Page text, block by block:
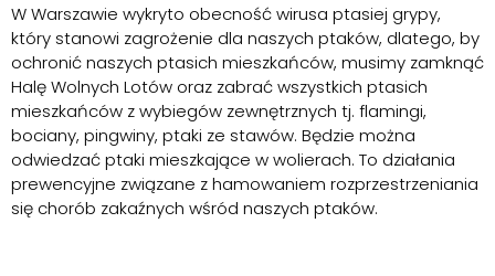
W Warszawie wykryto obecność wirusa ptasiej grypy,
który stanowi zagrożenie dla naszych ptaków, dlatego, by
ochronić naszych ptasich mieszkańców, musimy zamknąć
Halę Wolnych Lotów oraz zabrać wszystkich ptasich
mieszkańców z wybiegów zewnętrznych tj. flamingi,
bociany, pingwiny, ptaki ze stawów. Będzie można
odwiedzać ptaki mieszkające w wolierach. To działania
prewencyjne związane z hamowaniem rozprzestrzeniania
się chorób zakaźnych wśród naszych ptaków.